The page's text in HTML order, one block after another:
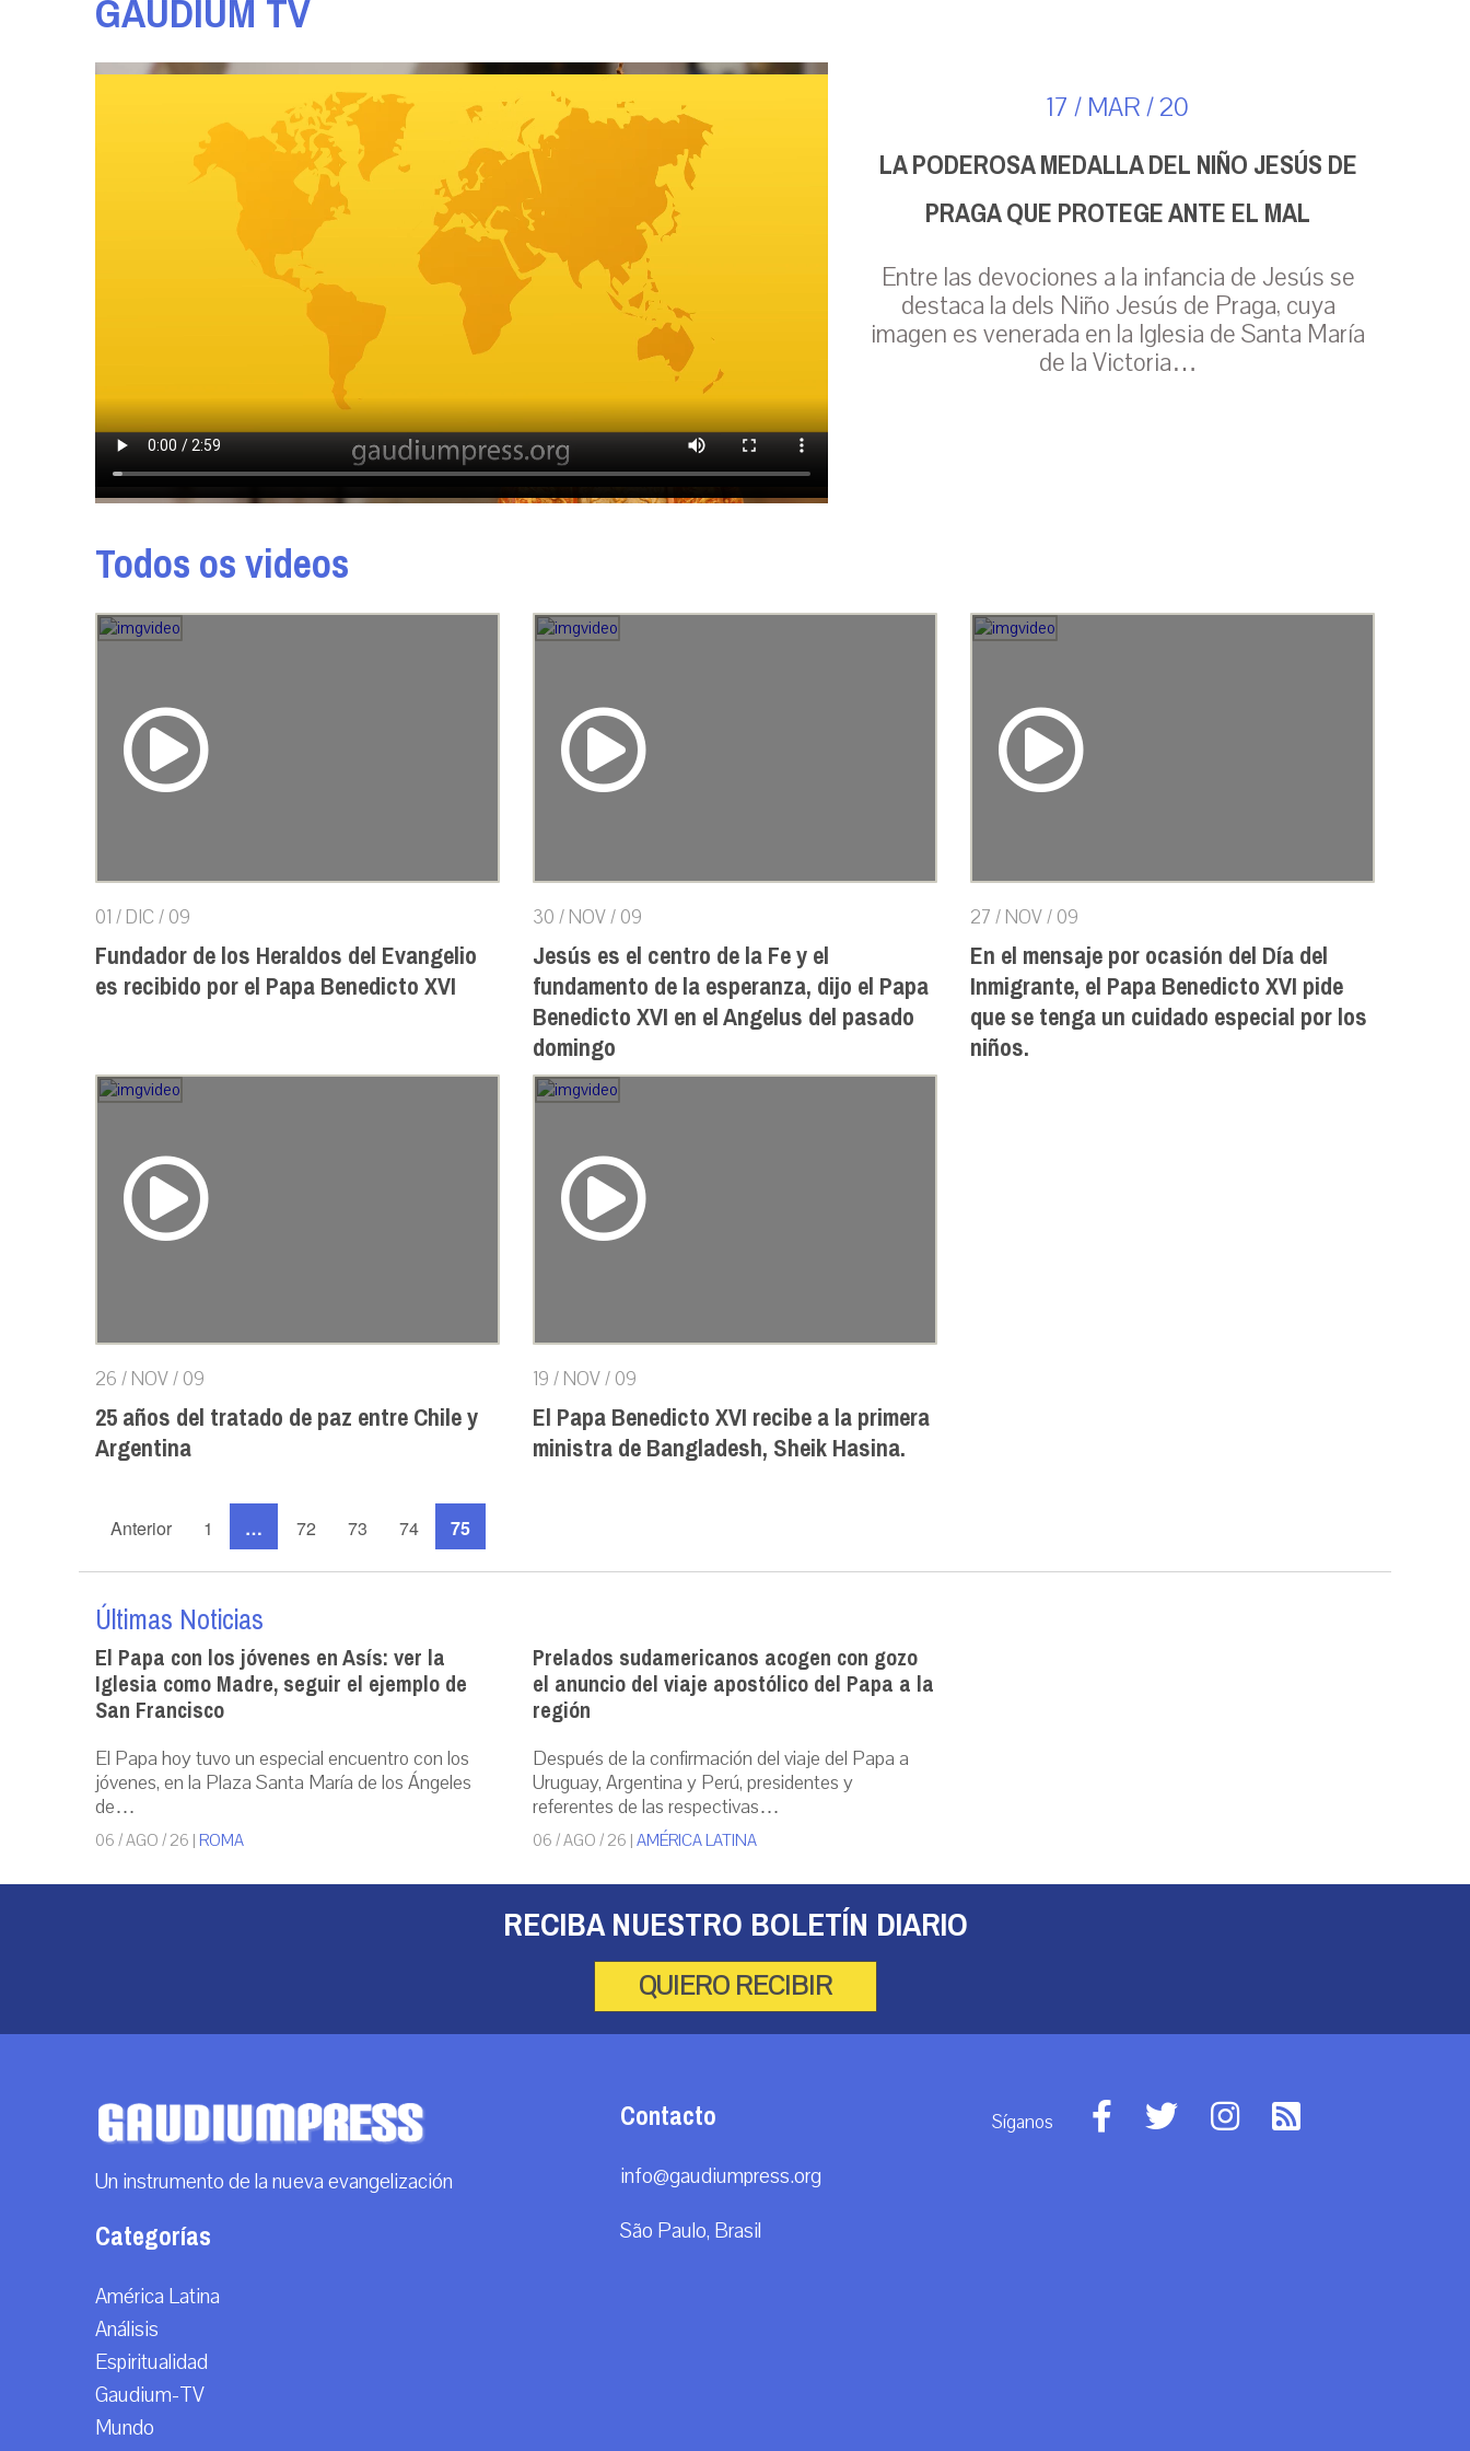
17 / MAR / 20
LA PODEROSA MEDALLA DEL NIÑO JESÚS DE
PRAGA QUE PROTEGE ANTE EL MAL
Entre las devociones a la infancia de Jesús se
destaca la dels Niño Jesús de Praga, cuya
imagen es venerada en la Iglesia de Santa María
de la Victoria…
Todos os videos
01 / DIC / 09
Fundador de los Heraldos del Evangelio
es recibido por el Papa Benedicto XVI
30 / NOV / 09
Jesús es el centro de la Fe y el
fundamento de la esperanza, dijo el Papa
Benedicto XVI en el Angelus del pasado
domingo
27 / NOV / 09
En el mensaje por ocasión del Día del
Inmigrante, el Papa Benedicto XVI pide
que se tenga un cuidado especial por los
niños.
26 / NOV / 09
25 años del tratado de paz entre Chile y
Argentina
19 / NOV / 09
El Papa Benedicto XVI recibe a la primera
ministra de Bangladesh, Sheik Hasina.
Anterior 1 … 72 73 74 75
Últimas Noticias
El Papa con los jóvenes en Asís: ver la
Iglesia como Madre, seguir el ejemplo de
San Francisco
El Papa hoy tuvo un especial encuentro con los
jóvenes, en la Plaza Santa María de los Ángeles
de…
06 / AGO / 26 | ROMA
Prelados sudamericanos acogen con gozo
el anuncio del viaje apostólico del Papa a la
región
Después de la confirmación del viaje del Papa a
Uruguay, Argentina y Perú, presidentes y
referentes de las respectivas…
06 / AGO / 26 | AMÉRICA LATINA
RECIBA NUESTRO BOLETÍN DIARIO
QUIERO RECIBIR
Un instrumento de la nueva evangelización
Categorías
América Latina
Análisis
Espiritualidad
Gaudium-TV
Mundo
Contacto
info@gaudiumpress.org
São Paulo, Brasil
Síganos